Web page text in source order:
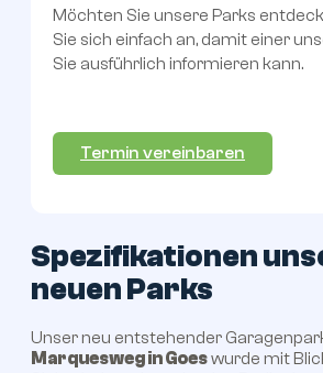
Möchten Sie unsere Parks
Sie sich einfach an, damit einer
Sie ausführlich informieren kann.
Termin vereinbaren
Spezifikationen
neuen Parks
Unser neu entstehender
Marquesweg in Goeswurde mit